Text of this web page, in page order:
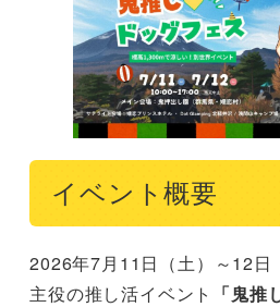
イベント概要
2026年7月11日（土）～12日
主役の推し活イベント
「鬼推